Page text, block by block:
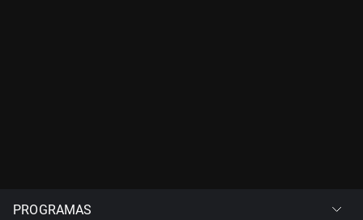
PROGRAMAS